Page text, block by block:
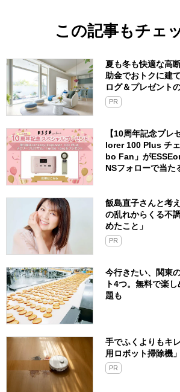
この記事もチェ
夏も冬も快適な高
助金でおトクに建
ログ＆プレゼント
PR
【10周年記念プ
lorer 100 Plus チ
bo Fan」が
NSフォローで当た
飯島直子さんと考
の乱れからくる不
めたこと」
PR
今行きたい、関東
ト4つ。無料で楽
題も
手でふくよりもキ
用ロボット掃除機
PR